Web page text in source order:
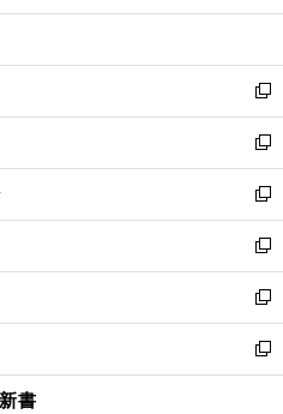
開
ウ
開
く
ン
ウ
で
開
く
ウ
ン
ド
ウ
で
開
く
新
し
い
ウ
ィ
ン
ド
ウ
で
開
く
新
し
い
ウ
ィ
ン
ド
ウ
で
開
新
し
い
ウ
ィ
ン
ド
ウ
新
し
い
ウ
ィ
ン
新
し
い
ウ
新
し
書